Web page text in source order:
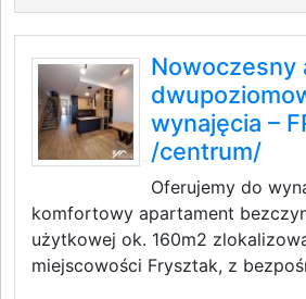
Nowoczesny
wynajęcia –
/centrum/
Oferujemy do
komfortowy apartament
użytkowej ok. 160m2
miejscowości Frysztak, z